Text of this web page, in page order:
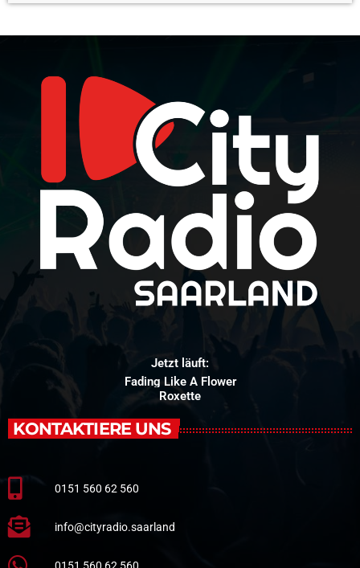
Jetzt läuft:
Fading Like A Flower
Roxette
KONTAKTIERE UNS
0151 560 62 560
info@cityradio.saarland
0151 560 62 560